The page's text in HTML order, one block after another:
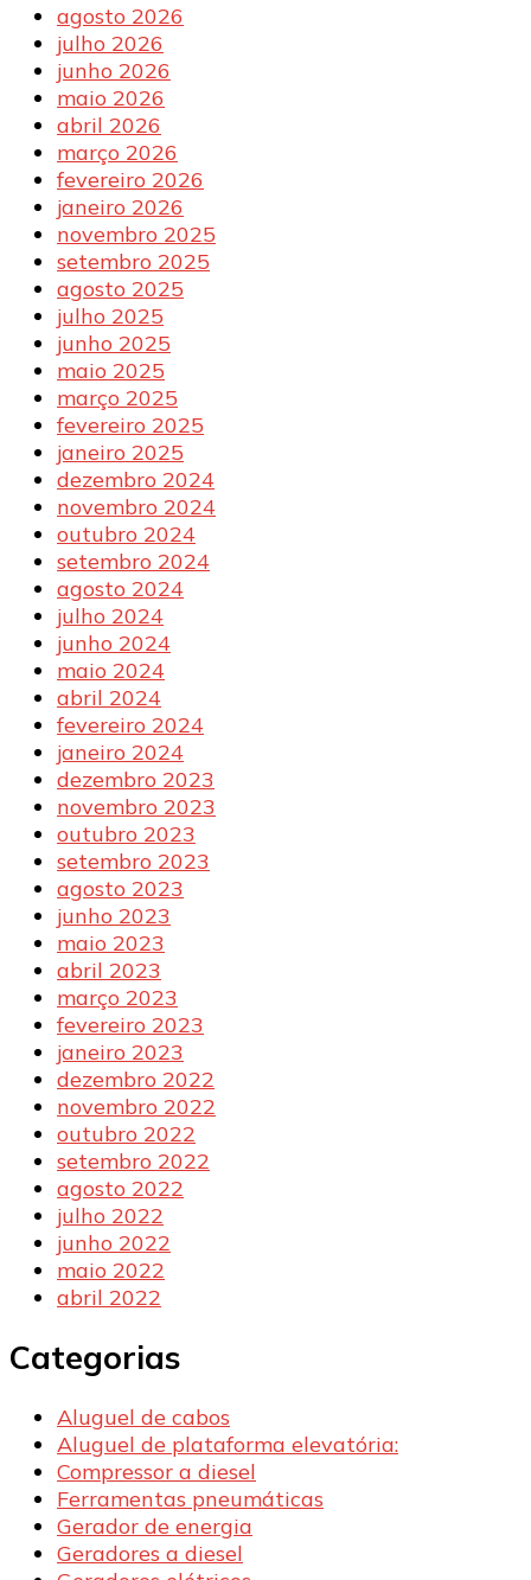
agosto 2026
julho 2026
junho 2026
maio 2026
abril 2026
março 2026
fevereiro 2026
janeiro 2026
novembro 2025
setembro 2025
agosto 2025
julho 2025
junho 2025
maio 2025
março 2025
fevereiro 2025
janeiro 2025
dezembro 2024
novembro 2024
outubro 2024
setembro 2024
agosto 2024
julho 2024
junho 2024
maio 2024
abril 2024
fevereiro 2024
janeiro 2024
dezembro 2023
novembro 2023
outubro 2023
setembro 2023
agosto 2023
junho 2023
maio 2023
abril 2023
março 2023
fevereiro 2023
janeiro 2023
dezembro 2022
novembro 2022
outubro 2022
setembro 2022
agosto 2022
julho 2022
junho 2022
maio 2022
abril 2022
Categorias
Aluguel de cabos
Aluguel de plataforma elevatória:
Compressor a diesel
Ferramentas pneumáticas
Gerador de energia
Geradores a diesel